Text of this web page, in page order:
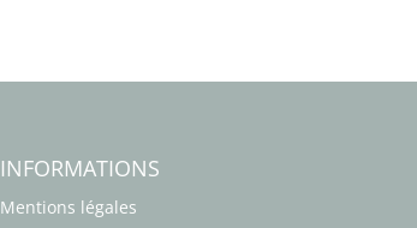
INFORMATIONS
Mentions légales